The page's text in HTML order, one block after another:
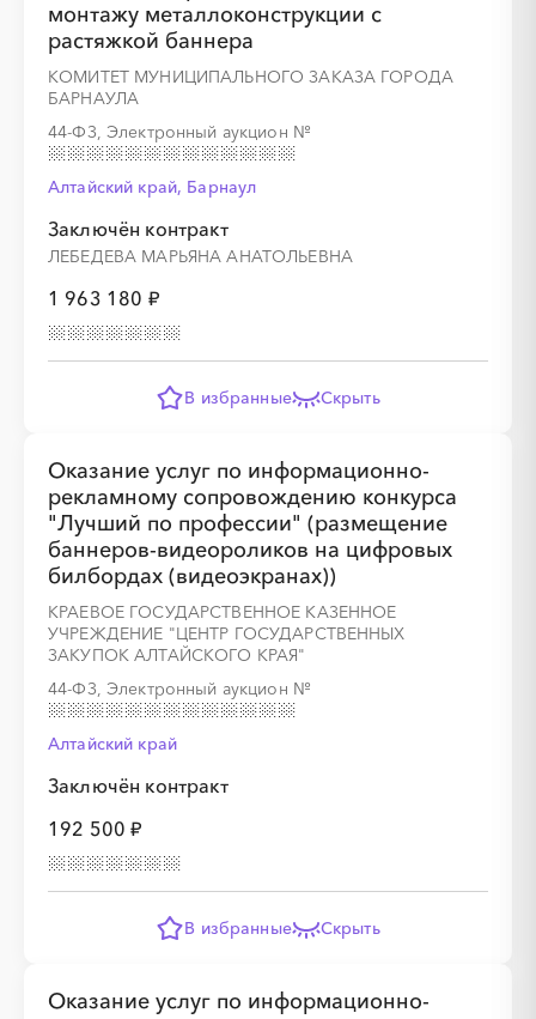
монтажу металлоконструкции с
растяжкой баннера
КОМИТЕТ МУНИЦИПАЛЬНОГО ЗАКАЗА ГОРОДА
БАРНАУЛА
44-ФЗ, Электронный аукцион №
Алтайский край, Барнаул
Заключён контракт
ЛЕБЕДЕВА МАРЬЯНА АНАТОЛЬЕВНА
1 963 180 ₽
В избранные Скрыть
Оказание услуг по информационно-
рекламному сопровождению конкурса
"Лучший по профессии" (размещение
баннеров-видеороликов на цифровых
билбордах (видеоэкранах))
КРАЕВОЕ ГОСУДАРСТВЕННОЕ КАЗЕННОЕ
УЧРЕЖДЕНИЕ "ЦЕНТР ГОСУДАРСТВЕННЫХ
ЗАКУПОК АЛТАЙСКОГО КРАЯ"
44-ФЗ, Электронный аукцион №
Алтайский край
Заключён контракт
192 500 ₽
В избранные Скрыть
Оказание услуг по информационно-